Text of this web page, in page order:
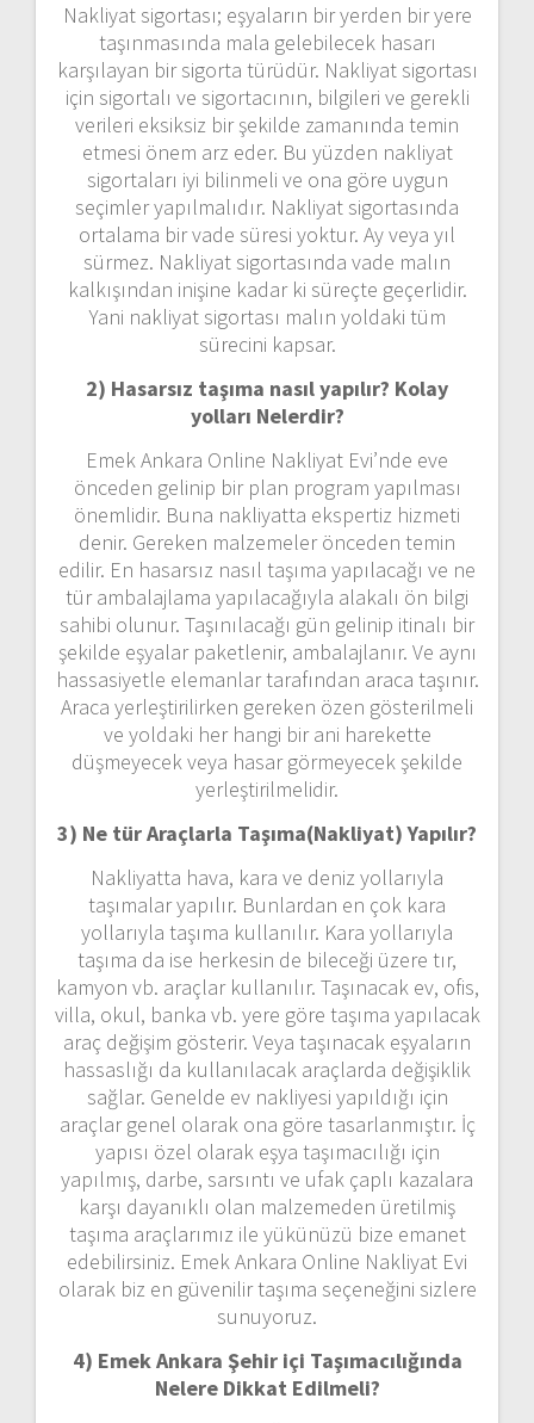
Nakliyat sigortası; eşyaların bir yerden bir yere
taşınmasında mala gelebilecek hasarı
karşılayan bir sigorta türüdür. Nakliyat sigortası
için sigortalı ve sigortacının, bilgileri ve gerekli
verileri eksiksiz bir şekilde zamanında temin
etmesi önem arz eder. Bu yüzden nakliyat
sigortaları iyi bilinmeli ve ona göre uygun
seçimler yapılmalıdır. Nakliyat sigortasında
ortalama bir vade süresi yoktur. Ay veya yıl
sürmez. Nakliyat sigortasında vade malın
kalkışından inişine kadar ki süreçte geçerlidir.
Yani nakliyat sigortası malın yoldaki tüm
sürecini kapsar.
2) Hasarsız taşıma nasıl yapılır? Kolay
yolları Nelerdir?
Emek Ankara Online Nakliyat Evi’nde eve
önceden gelinip bir plan program yapılması
önemlidir. Buna nakliyatta ekspertiz hizmeti
denir. Gereken malzemeler önceden temin
edilir. En hasarsız nasıl taşıma yapılacağı ve ne
tür ambalajlama yapılacağıyla alakalı ön bilgi
sahibi olunur. Taşınılacağı gün gelinip itinalı bir
şekilde eşyalar paketlenir, ambalajlanır. Ve aynı
hassasiyetle elemanlar tarafından araca taşınır.
Araca yerleştirilirken gereken özen gösterilmeli
ve yoldaki her hangi bir ani harekette
düşmeyecek veya hasar görmeyecek şekilde
yerleştirilmelidir.
3) Ne tür Araçlarla Taşıma(Nakliyat) Yapılır?
Nakliyatta hava, kara ve deniz yollarıyla
taşımalar yapılır. Bunlardan en çok kara
yollarıyla taşıma kullanılır. Kara yollarıyla
taşıma da ise herkesin de bileceği üzere tır,
kamyon vb. araçlar kullanılır. Taşınacak ev, ofis,
villa, okul, banka vb. yere göre taşıma yapılacak
araç değişim gösterir. Veya taşınacak eşyaların
hassaslığı da kullanılacak araçlarda değişiklik
sağlar. Genelde ev nakliyesi yapıldığı için
araçlar genel olarak ona göre tasarlanmıştır. İç
yapısı özel olarak eşya taşımacılığı için
yapılmış, darbe, sarsıntı ve ufak çaplı kazalara
karşı dayanıklı olan malzemeden üretilmiş
taşıma araçlarımız ile yükünüzü bize emanet
edebilirsiniz. Emek Ankara Online Nakliyat Evi
olarak biz en güvenilir taşıma seçeneğini sizlere
sunuyoruz.
4) Emek Ankara Şehir içi Taşımacılığında
Nelere Dikkat Edilmeli?